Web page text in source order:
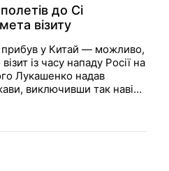
до Сі
візиту
у Китай — можливо,
із часу нападу Росії на
Лукашенко надав
виключивши так навіть